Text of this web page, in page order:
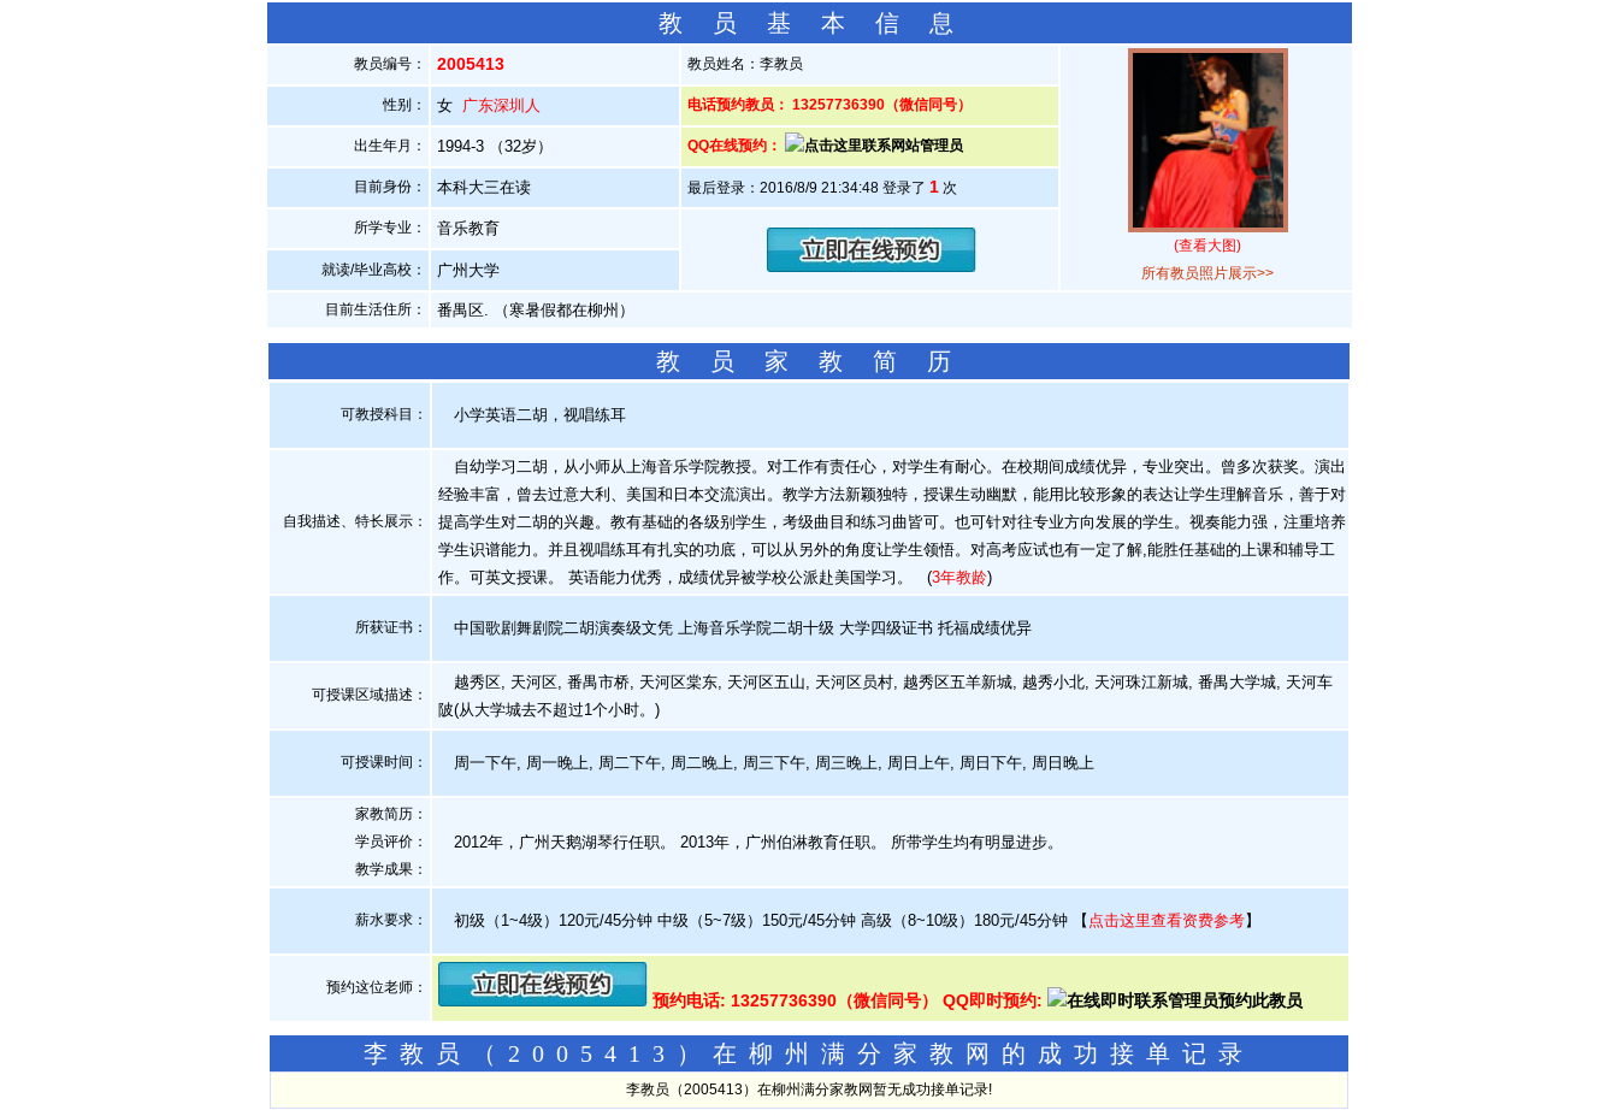
教 员 基 本 信 息
教员编号： 2005413 教员姓名：李教员
(查看大图)
所有教员照片展示>>
性别： 女 广东深圳人 电话预约教员： 13257736390（微信同号）
出生年月： 1994-3 （32岁） QQ在线预约：
目前身份： 本科大三在读 最后登录：2016/8/9 21:34:48 登录了 1次
所学专业： 音乐教育
就读/毕业高校： 广州大学
目前生活住所： 番禺区. （寒暑假都在柳州）
教 员 家 教 简 历
可教授科目： 小学英语二胡，视唱练耳
自我描述、特长展示 ：
自幼学习二胡，从小师从上海音乐学院教授。对工作有责任心，对学生有耐心。在校期间成绩优异，专业突出。曾多次获奖。演出
经验丰富，曾去过意大利、美国和日本交流演出。教学方法新颖独特，授课生动幽默，能用比较形象的表达让学生理解音乐，善于对
提高学生对二胡的兴趣。教有基础的各级别学生，考级曲目和练习曲皆可。也可针对往专业方向发展的学生。视奏能力强，注重培养
学生识谱能力。并且视唱练耳有扎实的功底，可以从另外的角度让学生领悟。对高考应试也有一定了解,能胜任基础的上课和辅导工
作。可英文授课。 英语能力优秀，成绩优异被学校公派赴美国学习。
(3年教龄)
所获证书 ： 中国歌剧舞剧院二胡演奏级文凭 上海音乐学院二胡十级 大学四级证书 托福成绩优异
可授课区域描述：
越秀区, 天河区, 番禺市桥, 天河区棠东, 天河区五山, 天河区员村, 越秀区五羊新城, 越秀小北, 天河珠江新城, 番禺大学城, 天河车
陂(从大学城去不超过1个小时。)
可授课时间： 周一下午, 周一晚上, 周二下午, 周二晚上, 周三下午, 周三晚上, 周日上午, 周日下午, 周日晚上
家教简历：
学员评价：
教学成果：
2012年，广州天鹅湖琴行任职。 2013年，广州伯淋教育任职。 所带学生均有明显进步。
薪水要求： 初级（1~4级）120元/45分钟 中级（5~7级）150元/45分钟 高级（8~10级）180元/45分钟 【 点击这里查看资费参考】
预约这位老师：
预约电话: 13257736390（微信同号） QQ即时预约:
李教员（2005413）在柳州满分家教网的成功接单记录
李教员（2005413）在柳州满分家教网暂无成功接单记录!